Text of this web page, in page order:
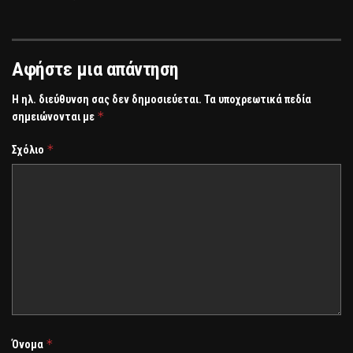
Αφήστε μια απάντηση
Η ηλ. διεύθυνση σας δεν δημοσιεύεται. Τα υποχρεωτικά πεδία
σημειώνονται με *
Σχόλιο *
Όνομα *